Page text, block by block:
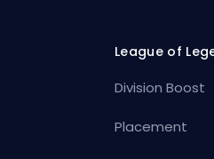
League of
Division Boost
Placement